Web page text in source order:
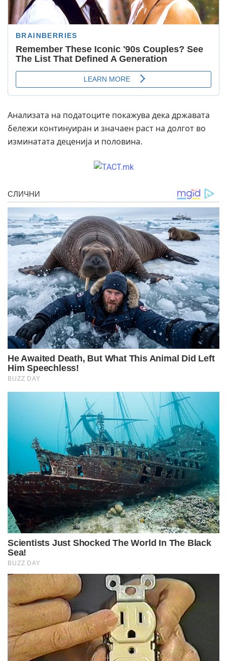
Анализата на податоците покажува дека државата
бележи континуиран и значаен раст на долгот во
изминатата деценија и половина.